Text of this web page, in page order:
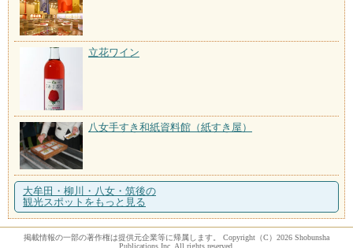
立花ワイン
八女手すき和紙資料館（紙すき屋）
大牟田・柳川・八女・筑後の
観光スポットをもっと見る
掲載情報の一部の著作権は提供元企業等に帰属します。 Copyright（C）2026 Shobunsha